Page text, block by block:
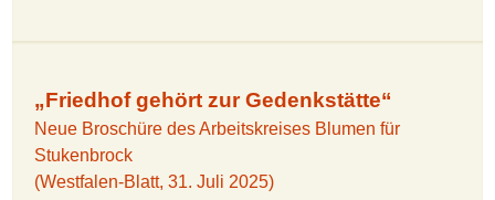
„Friedhof gehört zur Gedenkstätte“
Neue Broschüre des Arbeitskreises Blumen für
Stukenbrock
(Westfalen-Blatt, 31. Juli 2025)